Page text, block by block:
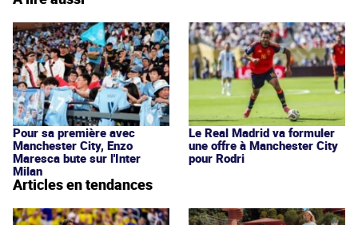
Pour sa première avec
Manchester City, Enzo
Maresca bute sur l'Inter
Milan
Le Real Madrid va formuler
une offre à Manchester City
pour Rodri
Articles en tendances